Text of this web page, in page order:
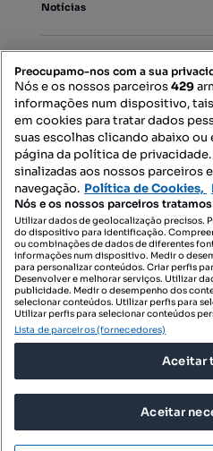
Notícias
Mapa do Site
Contacte-nos
SIGA-
© 2026 Imovirtual.com,
TERMOS DE
Preocupamo-nos com a sua
Nós e os nossos parceiros429
informações num dispositivo,
em cookies para tratar dados
suas escolhas clicando abaixo
página da política de privacidade.
sinalizadas aos nossos parceiros
navegação. Política de Cookies,
Nós e os nossos parceiros
Utilizar dados de geolocalização precisos.
do dispositivo para identificação.
ou combinações de dados de diferentes
informações num dispositivo. Medir o
para personalizar conteúdos. Criar perfis
Desenvolver e melhorar serviços. Utilizar
publicidade. Medir o desempenho dos
selecionar conteúdos. Utilizar perfis para
Utilizar perfis para selecionar conteúdos
Lista de parceiros (fornecedores)
Aceitar
Aceitar